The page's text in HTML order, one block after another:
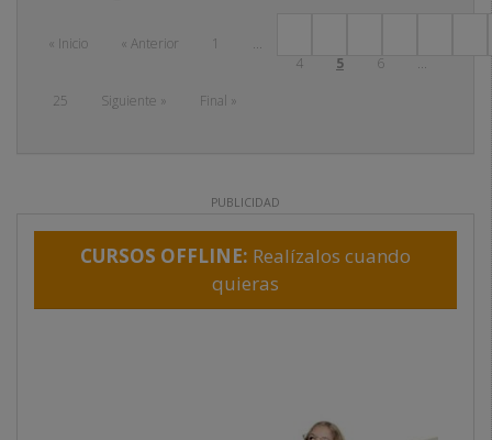
« Inicio « Anterior 1
...
4
5 6
...
25
Siguiente » Final »
PUBLICIDAD
CURSOS OFFLINE: Realízalos cuando
quieras